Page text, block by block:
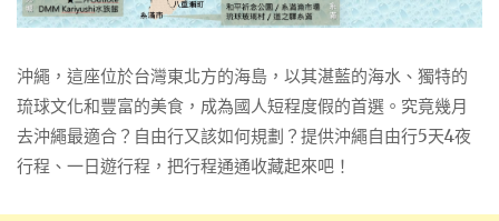
沖繩，這座位於台灣東北方的海島，以其湛藍的海水、獨特的
琉球文化和豐富的美食，成為國人短程度假的首選。究竟幾月
去沖繩最適合？自由行又該如何規劃？提供沖繩自由行5天4夜
行程、一日遊行程，把行程通通收藏起來吧！